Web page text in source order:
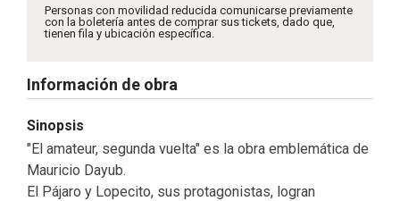
Personas con movilidad reducida comunicarse previamente
con la boletería antes de comprar sus tickets, dado que,
tienen fila y ubicación específica.
Información de obra
Sinopsis
"El amateur, segunda vuelta" es la obra emblemática de
Mauricio Dayub.
El Pájaro y Lopecito, sus protagonistas, logran